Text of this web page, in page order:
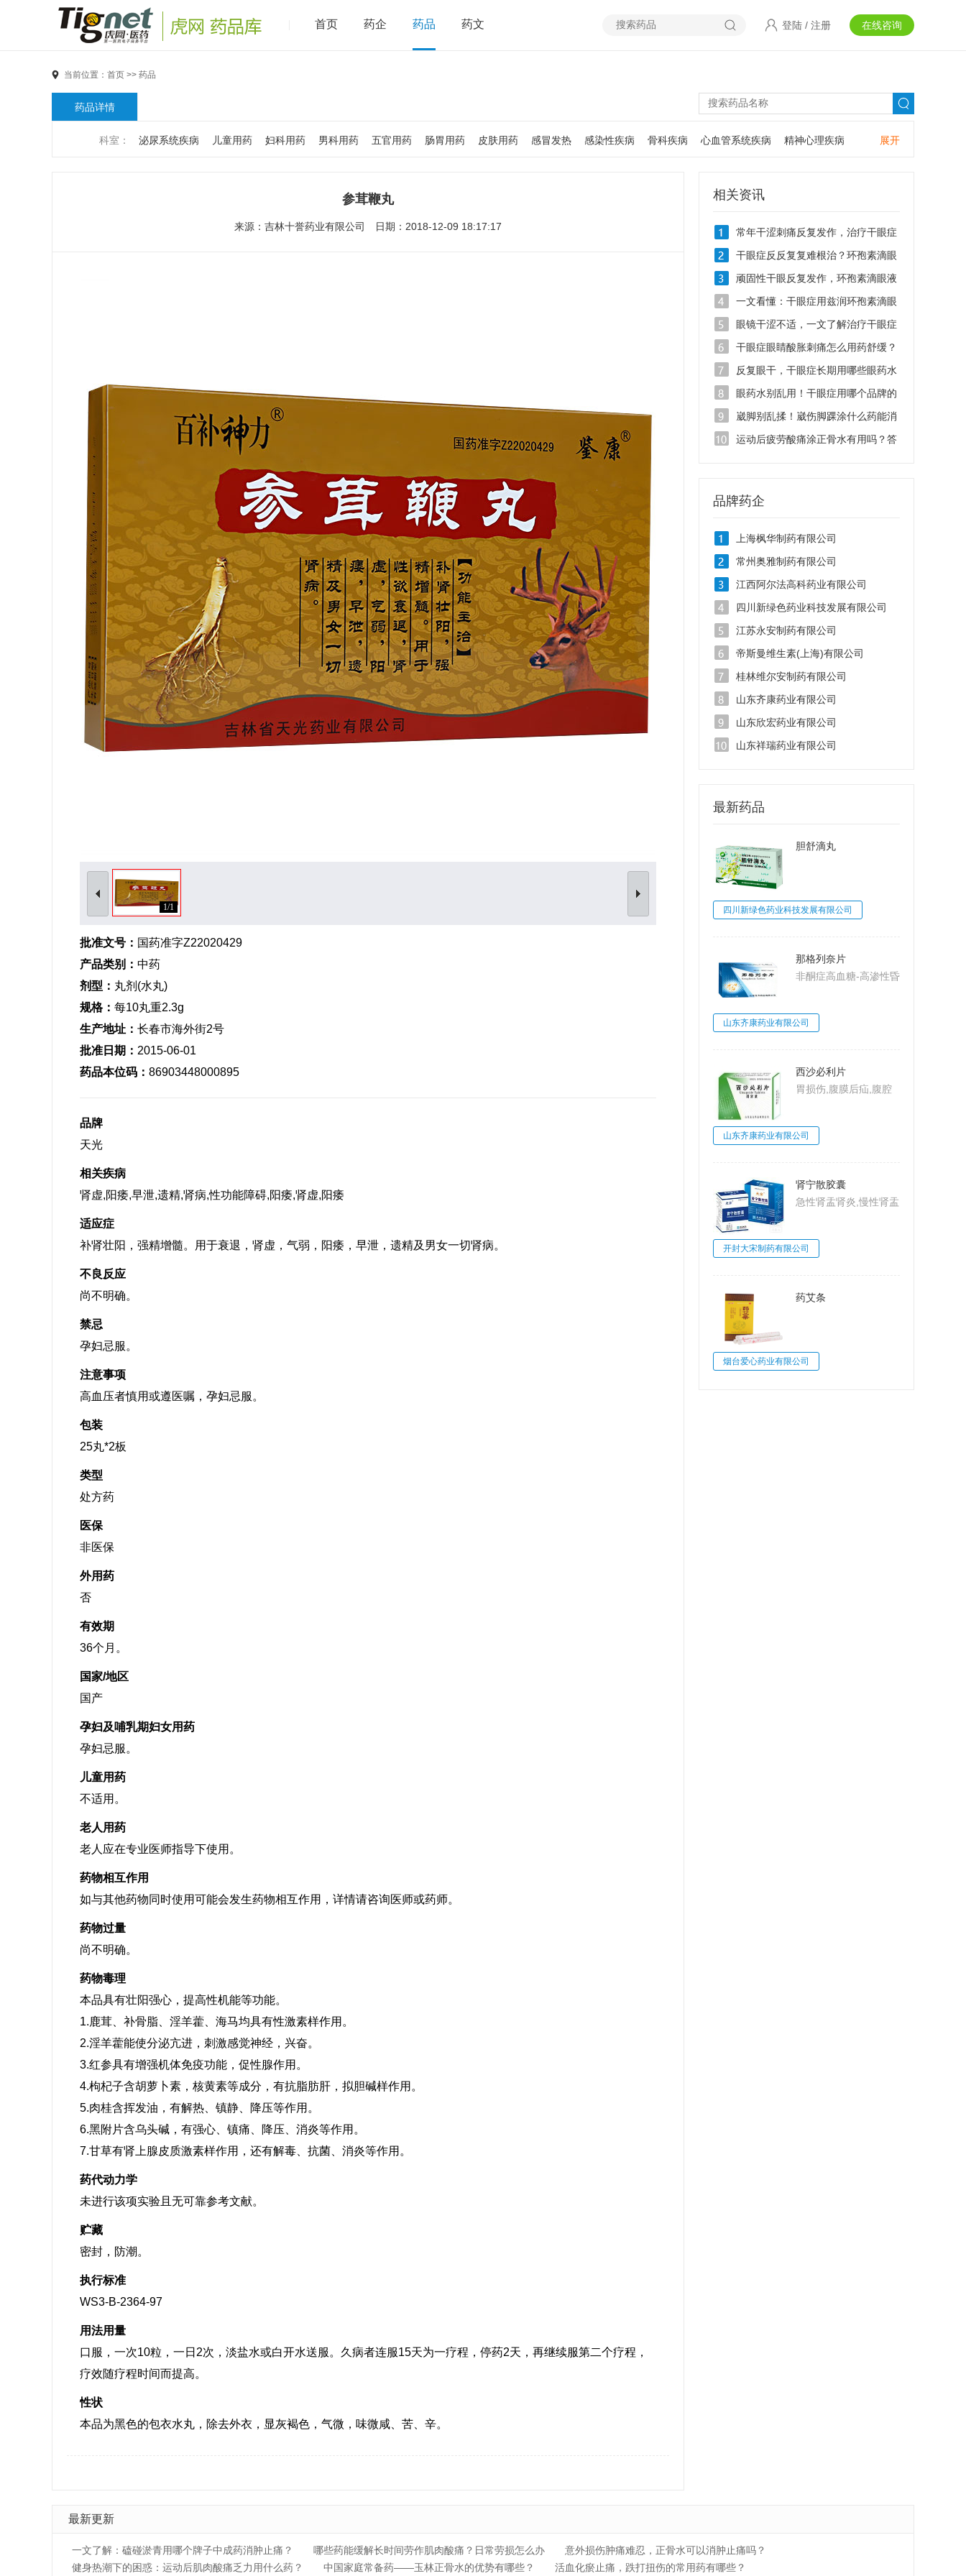
首页 药企 药品 药文 在线咨询
登陆 / 注册
当前位置： 首页 >> 药品
药品详情
展开
科室： 泌尿系统疾病 儿童用药 妇科用药 男科用药 五官用药 肠胃用药 皮肤用药 感冒发热 感染性疾病 骨科疾病 心血管系统疾病 精神心理疾病
女性生殖及妊娠疾病
参茸鞭丸
来源： 吉林十誉药业有限公司 日期：2018-12-09 18:17:17
1/1
批准文号： 国药准字Z22020429
产品类别： 中药
剂型： 丸剂(水丸)
规格： 每10丸重2.3g
生产地址： 长春市海外街2号
批准日期： 2015-06-01
药品本位码： 86903448000895
品牌
天光
相关疾病
肾虚,阳痿,早泄,遗精,肾病,性功能障碍,阳痿,肾虚,阳痿
适应症
补肾壮阳，强精增髓。用于衰退，肾虚，气弱，阳痿，早泄，遗精及男女一切肾病。
不良反应
尚不明确。
禁忌
孕妇忌服。
注意事项
高血压者慎用或遵医嘱，孕妇忌服。
包装
25丸*2板
类型
处方药
医保
非医保
外用药
否
有效期
36个月。
国家/地区
国产
孕妇及哺乳期妇女用药
孕妇忌服。
儿童用药
不适用。
老人用药
老人应在专业医师指导下使用。
药物相互作用
如与其他药物同时使用可能会发生药物相互作用，详情请咨询医师或药师。
药物过量
尚不明确。
药物毒理
本品具有壮阳强心，提高性机能等功能。
1.鹿茸、补骨脂、淫羊藿、海马均具有性激素样作用。
2.淫羊藿能使分泌亢进，刺激感觉神经，兴奋。
3.红参具有增强机体免疫功能，促性腺作用。
4.枸杞子含胡萝卜素，核黄素等成分，有抗脂肪肝，拟胆碱样作用。
5.肉桂含挥发油，有解热、镇静、降压等作用。
6.黑附片含乌头碱，有强心、镇痛、降压、消炎等作用。
7.甘草有肾上腺皮质激素样作用，还有解毒、抗菌、消炎等作用。
药代动力学
未进行该项实验且无可靠参考文献。
贮藏
密封，防潮。
执行标准
WS3-B-2364-97
用法用量
口服，一次10粒，一日2次，淡盐水或白开水送服。久病者连服15天为一疗程，停药2天，再继续服第二个疗程，
疗效随疗程时间而提高。
性状
本品为黑色的包衣水丸，除去外衣，显灰褐色，气微，味微咸、苦、辛。
相关资讯
常年干涩刺痛反复发作，治疗干眼症
用什么滴眼液
干眼症反反复复难根治？环孢素滴眼
液Ⅱ0.05%的作用有哪些
顽固性干眼反复发作，环孢素滴眼液
Ⅱ治疗干眼症效果好吗
一文看懂：干眼症用兹润环孢素滴眼
液管用吗？
眼镜干涩不适，一文了解治疗干眼症
的滴眼液有哪些品牌
干眼症眼睛酸胀刺痛怎么用药舒缓？
找准病根是关键
反复眼干，干眼症长期用哪些眼药水
安全不刺激？
眼药水别乱用！干眼症用哪个品牌的
眼药水治疗效果好？
崴脚别乱揉！崴伤脚踝涂什么药能消
肿止痛？
运动后疲劳酸痛涂正骨水有用吗？答
品牌药企
上海枫华制药有限公司
常州奥雅制药有限公司
江西阿尔法高科药业有限公司
四川新绿色药业科技发展有限公司
江苏永安制药有限公司
帝斯曼维生素(上海)有限公司
桂林维尔安制药有限公司
山东齐康药业有限公司
山东欣宏药业有限公司
山东祥瑞药业有限公司
最新药品
胆舒滴丸
四川新绿色药业科技发展有限公司
那格列奈片
非酮症高血糖-高渗性昏
山东齐康药业有限公司
西沙必利片
胃损伤,腹膜后疝,腹腔
大肠梗阻,肠系膜上动脉
山东齐康药业有限公司
肾宁散胶囊
急性肾盂肾炎,慢性肾盂
开封大宋制药有限公司
药艾条
烟台爱心药业有限公司
最新更新
一文了解：磕碰淤青用哪个牌子中成药消肿止痛？ 哪些药能缓解长时间劳作肌肉酸痛？日常劳损怎么办
意外损伤肿痛难忍，正骨水可以消肿止痛吗？
健身热潮下的困惑：运动后肌肉酸痛乏力用什么药？
中国家庭常备药——玉林正骨水的优势有哪些？ 活血化瘀止痛，跌打扭伤的常用药有哪些？